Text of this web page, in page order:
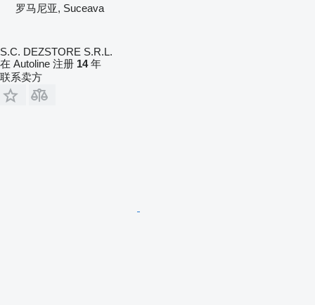
罗马尼亚, Suceava
S.C. DEZSTORE S.R.L.
在 Autoline 注册 14年
联系卖方